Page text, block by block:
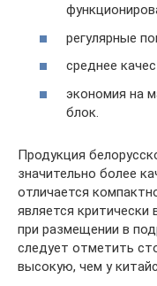
регулярные
среднее
экономия на
блок.
Продукция
значительно более
отличается
является
при размещении в
следует отметить
высокую, чем у